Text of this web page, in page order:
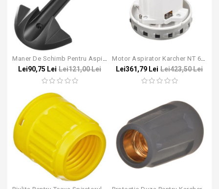
Maner De Schimb Pentru Aspiratorul Cu Spalare Karcher Puzzi 8/1
Lei90,75 Lei Lei121,00 Lei
Motor Aspirator Karcher NT 65/2
Lei361,79 Lei Lei423,50 Lei